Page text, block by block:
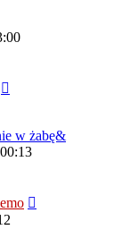
w żabę&